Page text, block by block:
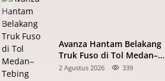
Avanza Hantam Belakang
Truk Fuso di Tol Medan–
Tebing Tinggi, 1 Tewas, 7
2 Agustus 2026 339